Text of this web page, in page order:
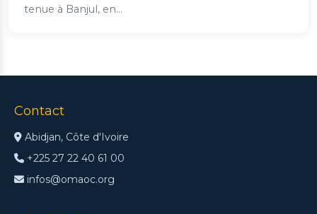
tenue à Banjul, en...
Contact
Abidjan, Côte d'Ivoire
+225 27 22 40 61 00
infos@omaoc.org